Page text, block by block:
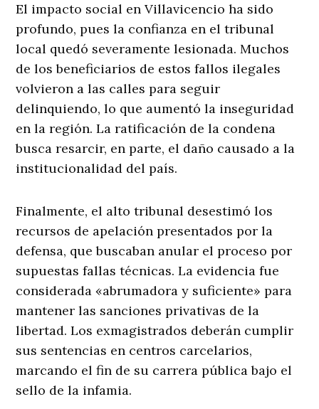
El impacto social en Villavicencio ha sido
profundo, pues la confianza en el tribunal
local quedó severamente lesionada. Muchos
de los beneficiarios de estos fallos ilegales
volvieron a las calles para seguir
delinquiendo, lo que aumentó la inseguridad
en la región. La ratificación de la condena
busca resarcir, en parte, el daño causado a la
institucionalidad del país.
Finalmente, el alto tribunal desestimó los
recursos de apelación presentados por la
defensa, que buscaban anular el proceso por
supuestas fallas técnicas. La evidencia fue
considerada «abrumadora y suficiente» para
mantener las sanciones privativas de la
libertad. Los exmagistrados deberán cumplir
sus sentencias en centros carcelarios,
marcando el fin de su carrera pública bajo el
sello de la infamia.